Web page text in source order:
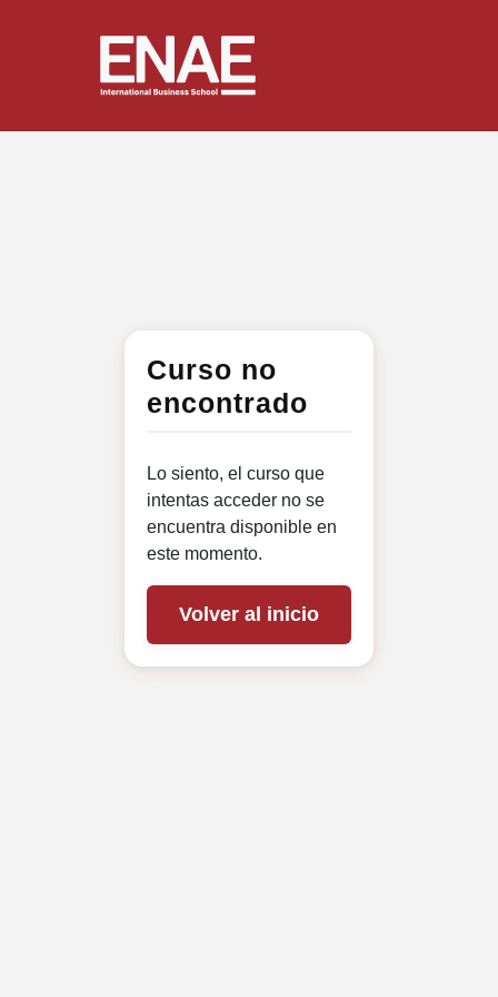
Curso no
encontrado
Lo siento, el curso que
intentas acceder no se
encuentra disponible en
este momento.
Volver al inicio